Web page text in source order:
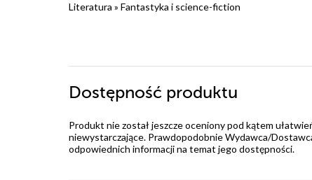
Literatura » Fantastyka i science-fiction
Dostępność produktu
Produkt nie został jeszcze oceniony pod kątem
niewystarczające. Prawdopodobnie Wydawca/
odpowiednich informacji na temat jego dostępności.